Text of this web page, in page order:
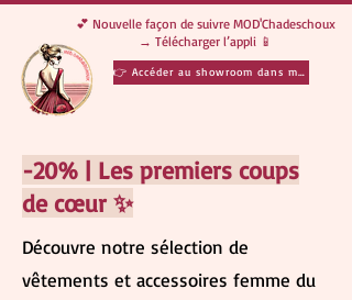
💕 Nouvelle façon de suivre MOD'Chadeschoux
→ Télécharger l’appli 📱
👉 Accéder au showroom dans ma poche
-20% | Les premiers coups
de cœur ✨
Découvre notre sélection de
vêtements et accessoires femme du